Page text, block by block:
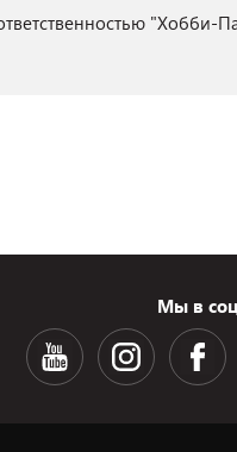
"Хобби-
Мы в